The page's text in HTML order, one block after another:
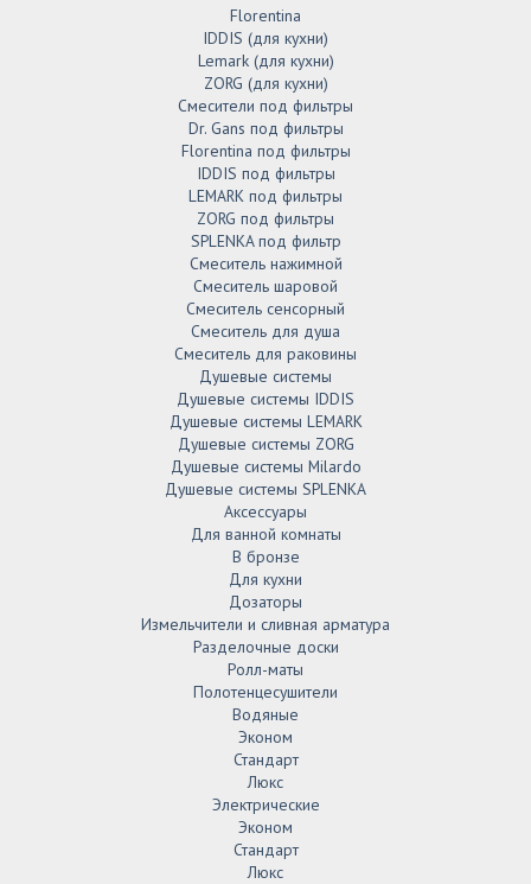
Florentina
IDDIS (для кухни)
Lemark (для кухни)
ZORG (для кухни)
Смесители под фильтры
Dr. Gans под фильтры
Florentina под фильтры
IDDIS под фильтры
LEMARK под фильтры
ZORG под фильтры
SPLENKA под фильтр
Смеситель нажимной
Смеситель шаровой
Смеситель сенсорный
Смеситель для душа
Смеситель для раковины
Душевые системы
Душевые системы IDDIS
Душевые системы LEMARK
Душевые системы ZORG
Душевые системы Milardo
Душевые системы SPLENKA
Аксессуары
Для ванной комнаты
В бронзе
Для кухни
Дозаторы
Измельчители и сливная арматура
Разделочные доски
Ролл-маты
Полотенцесушители
Водяные
Эконом
Стандарт
Люкс
Электрические
Эконом
Стандарт
Люкс